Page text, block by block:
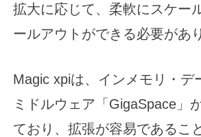
拡大に応じて、柔軟にスケー
ールアウトができる必要があ
Magic xpiは、インメモリ・デ
ミドルウェア「GigaSpace」
ており、拡張が容易であるこ